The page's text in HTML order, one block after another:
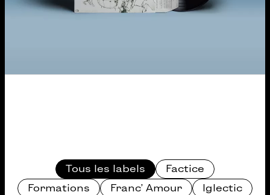
Categories
Tous les labels
Factice
Formations
Franc' Amour
Iglectic